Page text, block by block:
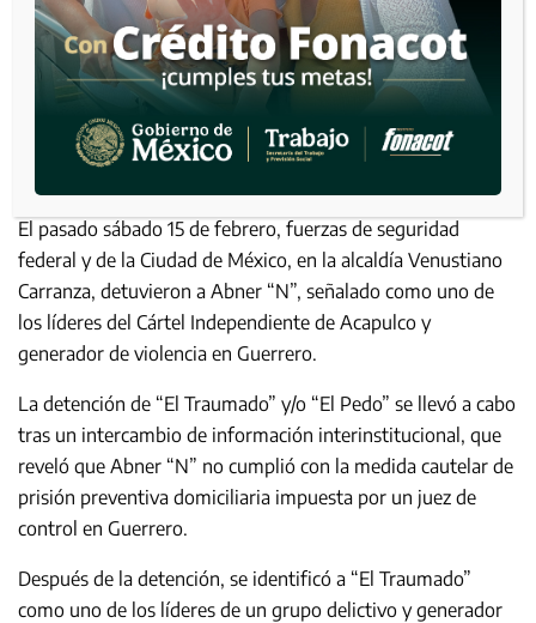
El pasado sábado 15 de febrero, fuerzas de seguridad
federal y de la Ciudad de México, en la alcaldía Venustiano
Carranza, detuvieron a Abner “N”, señalado como uno de
los líderes del Cártel Independiente de Acapulco y
generador de violencia en Guerrero.
La detención de “El Traumado” y/o “El Pedo” se llevó a cabo
tras un intercambio de información interinstitucional, que
reveló que Abner “N” no cumplió con la medida cautelar de
prisión preventiva domiciliaria impuesta por un juez de
control en Guerrero.
Después de la detención, se identificó a “El Traumado”
como uno de los líderes de un grupo delictivo y generador